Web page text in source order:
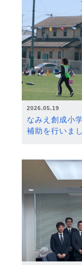
2026.05.19
なみえ創成小
補助を行いま